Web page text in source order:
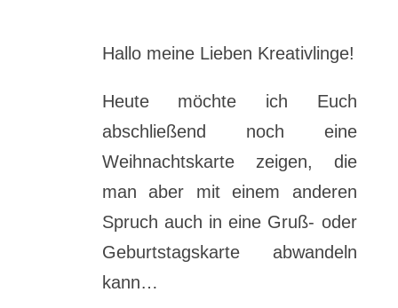
Hallo meine Lieben Kreativlinge!
Heute möchte ich Euch
abschließend noch eine
Weihnachtskarte zeigen, die
man aber mit einem anderen
Spruch auch in eine Gruß- oder
Geburtstagskarte abwandeln
kann…